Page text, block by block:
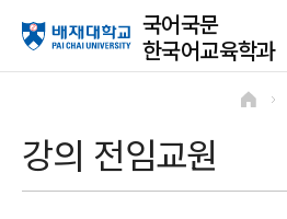
국어국문
한국어교육학과
강의 전임교원